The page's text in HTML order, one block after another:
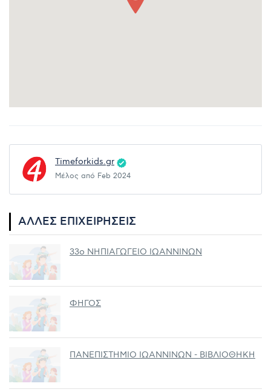
Timeforkids.gr
Μέλος από Feb 2024
ΆΛΛΕΣ ΕΠΙΧΕΙΡΉΣΕΙΣ
33ο ΝΗΠΙΑΓΩΓΕΙΟ ΙΩΑΝΝΙΝΩΝ
ΦΗΓΟΣ
ΠΑΝΕΠΙΣΤΗΜΙΟ ΙΩΑΝΝΙΝΩΝ - ΒΙΒΛΙΟΘΗΚΗ